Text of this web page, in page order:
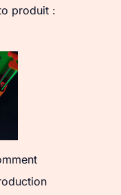
produit :